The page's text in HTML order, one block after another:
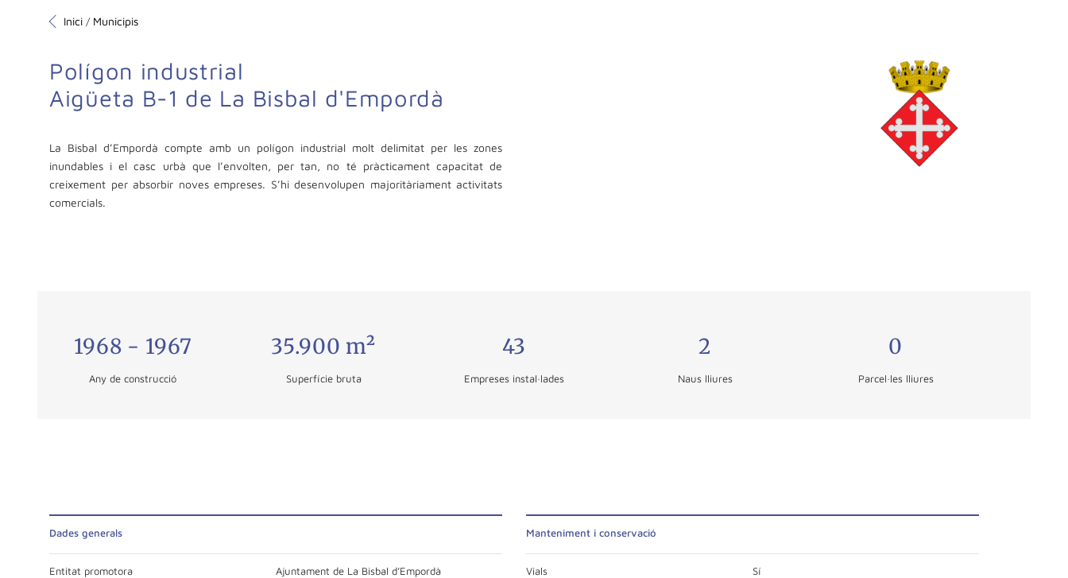
Inici / Municipis
Polígon industrial
Aigüeta B-1 de La Bisbal d'Empordà
La Bisbal d’Empordà compte amb un polígon industrial molt delimitat per les zones
inundables i el casc urbà que l’envolten, per tan, no té pràcticament capacitat de
creixement per absorbir noves empreses. S’hi desenvolupen majoritàriament activitats
comercials.
1968 - 1967
Any de construcció
35.900 m²
Superfície bruta
43
Empreses instal·lades
2
Naus lliures
0
Parcel·les lliures
Dades generals
Entitat promotora Ajuntament de La Bisbal d’Empordà
Manteniment i conservació
Vials Sí